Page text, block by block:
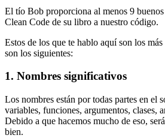
El tío Bob proporciona al menos 9
Clean Code de su libro a nuestro código.
Estos de los que te hablo aquí son los
son los siguientes:
1. Nombres significativos
Los nombres están por todas partes en el
variables, funciones, argumentos, clases,
Debido a que hacemos mucho de eso,
bien.